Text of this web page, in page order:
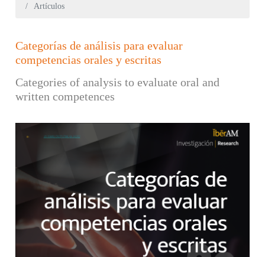
Artículos
Categorías de análisis para evaluar
competencias orales y escritas
Categories of analysis to evaluate oral and
written competences
Barra lateral del artículo